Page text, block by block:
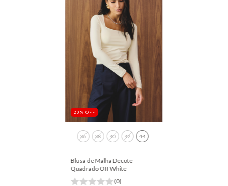
20 % OFF
36 38 40 42 44
Blusa de Malha Decote
Quadrado Off White
(0)